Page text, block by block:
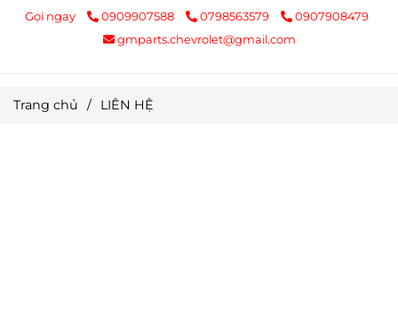
Gọi ngay 0909907588 0798563579
0907908479
gmparts.chevrolet@gmail.com
Trang chủ / LIÊN HỆ